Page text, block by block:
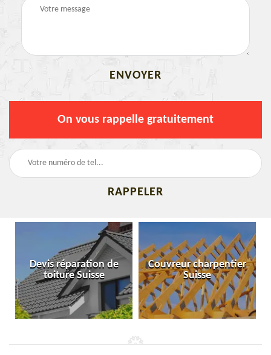
On vous rappelle gratuitement
Devis réparation de
toiture Suisse
Couvreur charpentier
Suisse